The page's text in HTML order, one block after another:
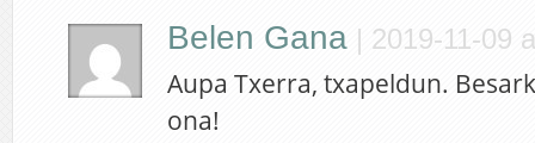
Belen Gana | 2019-11-09
Aupa Txerra, txapeldun.
ona!